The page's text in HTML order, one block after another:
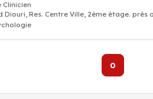
Clinicien
Diouri, Res. Centre Ville, 2ème étage. près
0